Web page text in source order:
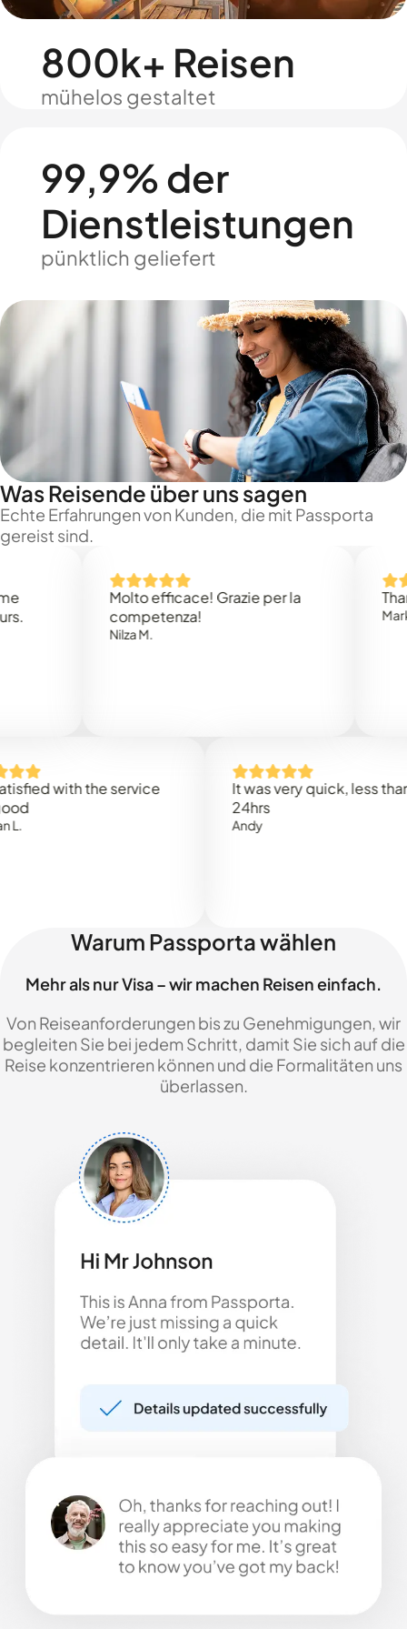
800k+ Reisen
mühelos gestaltet
99,9% der
Dienstleistungen
pünktlich geliefert
Was Reisende über uns sagen
Echte Erfahrungen von Kunden, die mit Passporta
gereist sind.
Molto efficace! Grazie per la
competenza!
Nilza M.
Thank
Mark N.
with the service
It was very quick, less than
Warum Passporta wählen
Mehr als nur Visa – wir machen Reisen einfach.
Von Reiseanforderungen bis zu Genehmigungen, wir
begleiten Sie bei jedem Schritt, damit Sie sich auf die
Reise konzentrieren können und die Formalitäten uns
überlassen.